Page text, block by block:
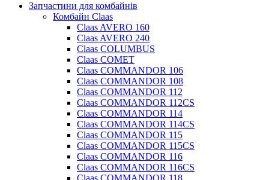
Запчастини для комбайнів
Комбайн Claas
Claas AVERO 160
Claas AVERO 240
Claas COLUMBUS
Claas COMET
Claas COMMANDOR 106
Claas COMMANDOR 108
Claas COMMANDOR 112
Claas COMMANDOR 112CS
Claas COMMANDOR 114
Claas COMMANDOR 114CS
Claas COMMANDOR 115
Claas COMMANDOR 115CS
Claas COMMANDOR 116
Claas COMMANDOR 116CS
Claas COMMANDOR 118